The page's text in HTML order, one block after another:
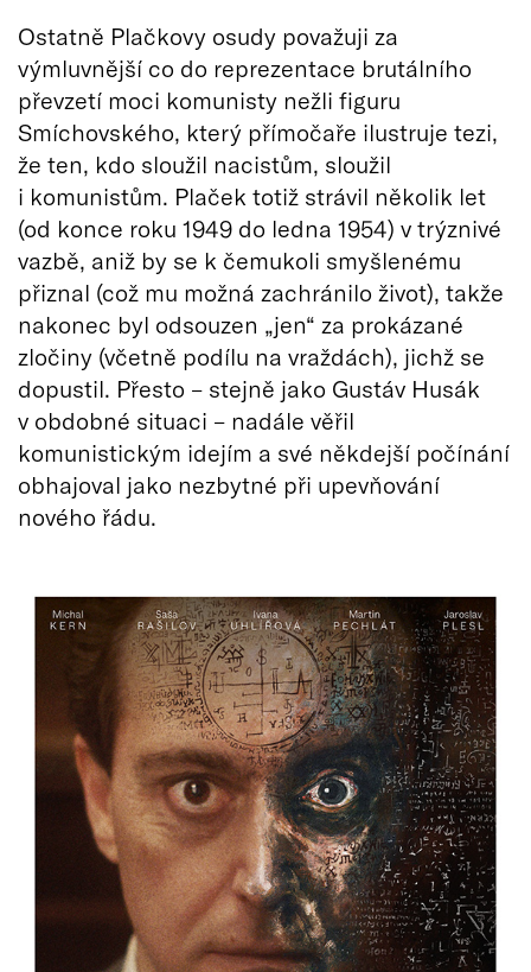
Ostatně Plačkovy osudy považuji za
výmluvnější co do reprezentace brutálního
převzetí moci komunisty nežli figuru
Smíchovského, který přímočaře ilustruje tezi,
že ten, kdo sloužil nacistům, sloužil
i komunistům. Plaček totiž strávil několik let
(od konce roku 1949 do ledna 1954) v trýznivé
vazbě, aniž by se k čemukoli smyšlenému
přiznal (což mu možná zachránilo život), takže
nakonec byl odsouzen „jen“ za prokázané
zločiny (včetně podílu na vraždách), jichž se
dopustil. Přesto – stejně jako Gustáv Husák
v obdobné situaci – nadále věřil
komunistickým idejím a své někdejší počínání
obhajoval jako nezbytné při upevňování
nového řádu.